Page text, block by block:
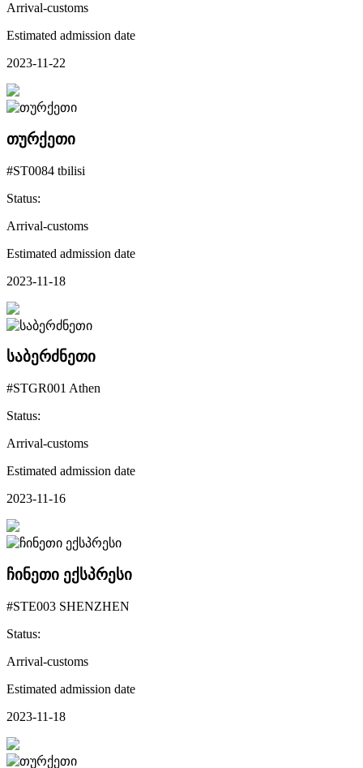
Arrival-customs
Estimated admission date
2023-11-22
თურქეთი
#ST0084 tbilisi
Status:
Arrival-customs
Estimated admission date
2023-11-18
საბერძნეთი
#STGR001 Athen
Status:
Arrival-customs
Estimated admission date
2023-11-16
ჩინეთი ექსპრესი
#STE003 SHENZHEN
Status:
Arrival-customs
Estimated admission date
2023-11-18